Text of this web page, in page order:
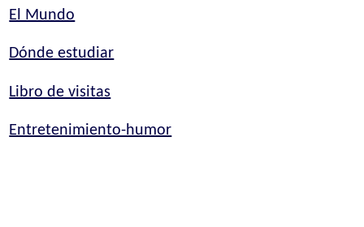
El Mundo
Dónde estudiar
Libro de visitas
Entretenimiento-humor